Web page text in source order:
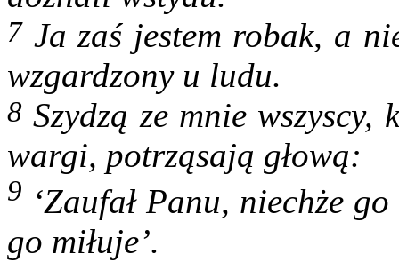
7Ja zaś jestem robak, a
wzgardzony u ludu.
8 Szydzą ze mnie
wargi, potrząsają głową:
9 ‘Zaufał Panu, niechże
go miłuje’.